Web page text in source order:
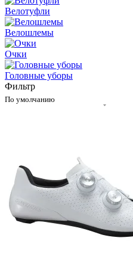
Велотуфли
Велошлемы
Очки
Головные уборы
Фильтр
По умолчанию